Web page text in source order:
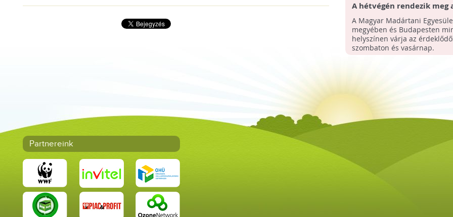
A hétvégén rendezik meg
Európai Madármegfigyelő
Magyarországon
A Magyar Madártani
megyében és Budapesten
helyszínen várja az
szombaton és vasárnap.
Partnereink